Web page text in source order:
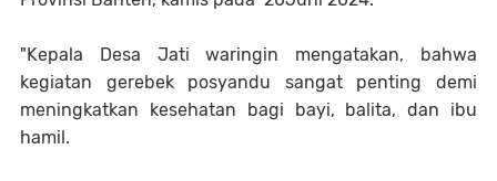
"Kepala Desa Jati waringin mengatakan, bahwa
kegiatan gerebek posyandu sangat penting demi
meningkatkan kesehatan bagi bayi, balita, dan ibu
hamil.